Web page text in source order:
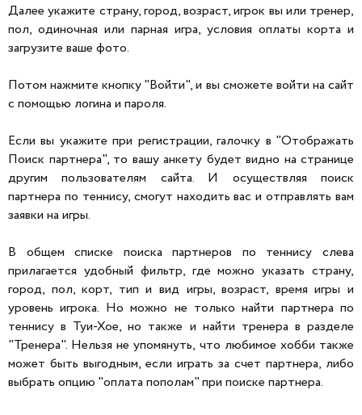
Далее укажите страну, город, возраст, игрок вы или тренер,
пол, одиночная или парная игра, условия оплаты корта и
загрузите ваше фото.
Потом нажмите кнопку "Войти", и вы сможете войти на сайт
с помощью логина и пароля.
Если вы укажите при регистрации, галочку в "Отображать
Поиск партнера", то вашу анкету будет видно на странице
другим пользователям сайта. И осуществляя поиск
партнера по теннису, смогут находить вас и отправлять вам
заявки на игры.
В общем списке поиска партнеров по теннису слева
прилагается удобный фильтр, где можно указать страну,
город, пол, корт, тип и вид игры, возраст, время игры и
уровень игрока. Но можно не только найти партнера по
теннису в Туи-Хое, но также и найти тренера в разделе
"Тренера". Нельзя не упомянуть, что любимое хобби также
может быть выгодным, если играть за счет партнера, либо
выбрать опцию "оплата пополам" при поиске партнера.